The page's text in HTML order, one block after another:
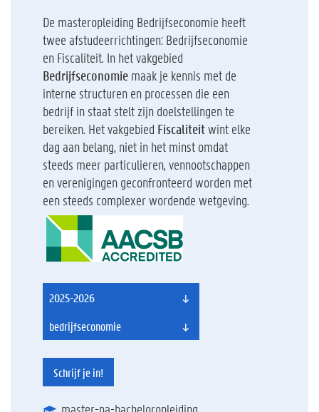
De masteropleiding Bedrijfseconomie heeft
twee afstudeerrichtingen: Bedrijfseconomie
en Fiscaliteit. In het vakgebied
Bedrijfseconomiemaak je kennis met de
interne structuren en processen die een
bedrijf in staat stelt zijn doelstellingen te
bereiken. Het vakgebied Fiscaliteitwint elke
dag aan belang, niet in het minst omdat
steeds meer particulieren, vennootschappen
en verenigingen geconfronteerd worden met
een steeds complexer wordende wetgeving.
2025-2026
bedrijfseconomie
Schrijf je in!